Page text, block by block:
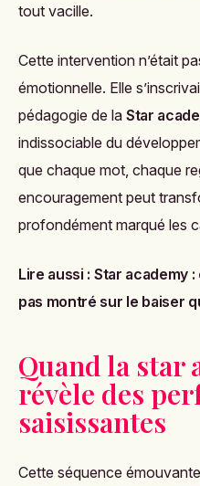
tout vacille.
Cette intervention n’était
émotionnelle. Elle
pédagogie de la Star
indissociable du
que chaque mot, chaque
encouragement peut
profondément marqué les
Lire aussi : Star academy
pas montré sur le baiser
Quand la star
révèle des
saisissantes
Cette séquence